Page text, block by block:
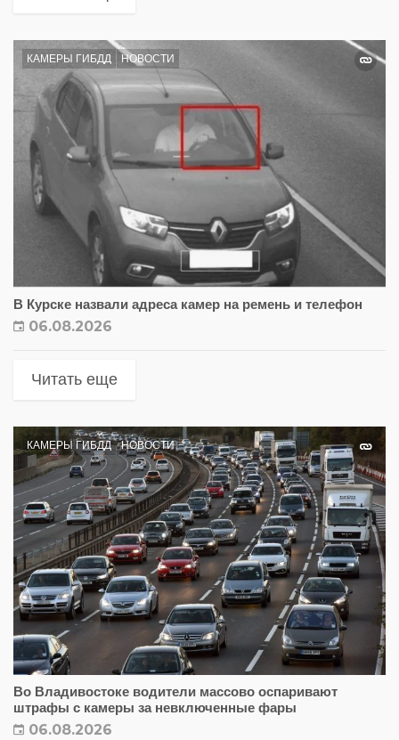
КАМЕРЫ ГИБДД НОВОСТИ
В Курске назвали адреса камер на ремень и телефон
06.08.2026
Читать еще
КАМЕРЫ ГИБДД НОВОСТИ
Во Владивостоке водители массово оспаривают
штрафы с камеры за невключенные фары
06.08.2026